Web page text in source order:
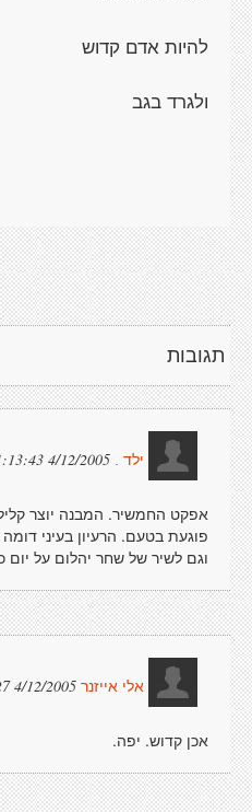
להיות אדם קדוש
ולגרד בגב
תגובות
ילד . 4/12/2005 21:13:43
אפקט החמשיר. המבנה יוצר
פוגעת בטעם. הרעיון בעיני
וגם לשיר של שחר יהלום על יום
אלי אייזנר 4/12/2005 22:15:27
אכן קדוש. יפה.